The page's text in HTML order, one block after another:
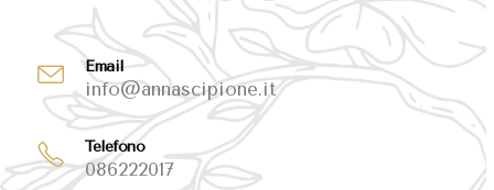
Email
info@annascipione.it
Telefono
086222017